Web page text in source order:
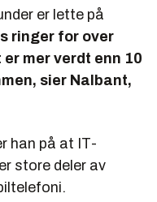
er lette på
ringer for over
mer verdt enn 10
sier Nalbant,
han på at IT-
store deler av